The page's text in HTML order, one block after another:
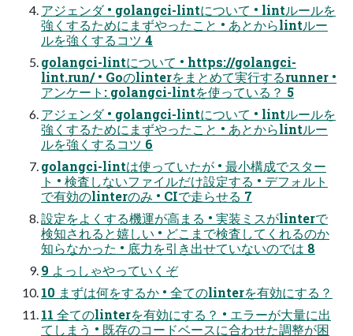
アジェンダ • golangci-lintについて • lintルールを
強くするためにまずやったこと • あとからlintルー
ルを強くするコツ 4
golangci-lintについて • https://golangci-
lint.run/ • Goのlinterをまとめて実行するrunner •
アンケート: golangci-lintを使っている？ 5
アジェンダ • golangci-lintについて • lintルールを
強くするためにまずやったこと • あとからlintルー
ルを強くするコツ 6
golangci-lintは使っていたが • 最小構成でスター
ト • 検査しないファイルだけ設定する • デフォルト
で有効のlinterのみ • CIで走らせる 7
設定をよくする機運が高まる • 実装ミスがlinterで
検知されると嬉しい • どこまで検査してくれるのか
知らなかった • 底力を引き出せていないのでは 8
9 よっしゃやっていくぞ
10 まずは何をするか • 全てのlinterを有効にする？
11 全てのlinterを有効にする？ • エラーが大量に出
てしまう • 既存のコードベースに合わせた調整が困